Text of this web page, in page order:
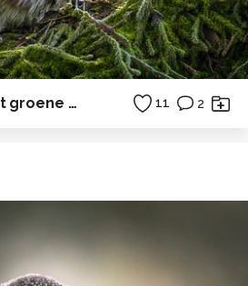
Gouden uurtje in het groene woud 11 2